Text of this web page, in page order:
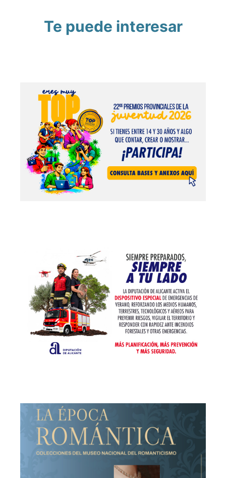
Te puede interesar